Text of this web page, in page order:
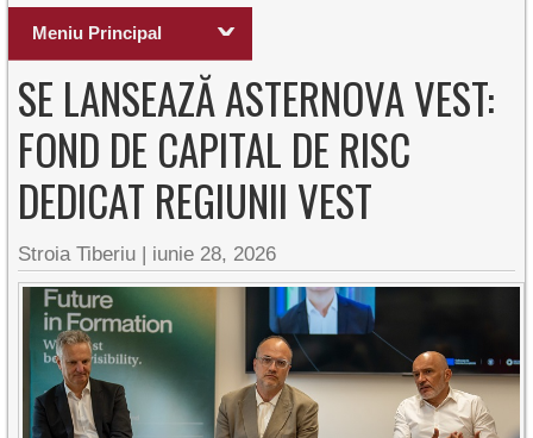
Meniu Principal
SE LANSEAZĂ ASTERNOVA VEST:
FOND DE CAPITAL DE RISC
DEDICAT REGIUNII VEST
Stroia Tiberiu | iunie 28, 2026